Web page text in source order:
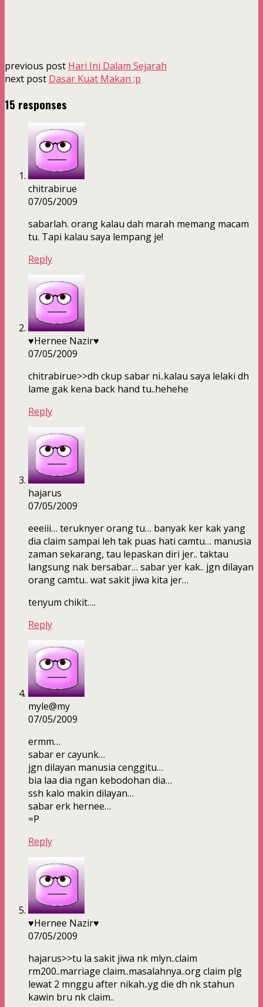
previous post Hari Ini Dalam Sejarah
next post Dasar Kuat Makan ;p
15 responses
chitrabirue
07/05/2009
sabarlah. orang kalau dah marah memang macam
tu. Tapi kalau saya lempang je!
Reply
♥Hernee Nazir♥
07/05/2009
chitrabirue>>dh ckup sabar ni..kalau saya lelaki dh
lame gak kena back hand tu..hehehe
Reply
hajarus
07/05/2009
eeeiii… teruknyer orang tu… banyak ker kak yang
dia claim sampai leh tak puas hati camtu… manusia
zaman sekarang, tau lepaskan diri jer.. taktau
langsung nak bersabar… sabar yer kak.. jgn dilayan
orang camtu.. wat sakit jiwa kita jer…
tenyum chikit….
Reply
myle@my
07/05/2009
ermm…
sabar er cayunk…
jgn dilayan manusia cenggitu…
bia laa dia ngan kebodohan dia…
ssh kalo makin dilayan…
sabar erk hernee…
=P
Reply
♥Hernee Nazir♥
07/05/2009
hajarus>>tu la sakit jiwa nk mlyn..claim
rm200..marriage claim..masalahnya..org claim plg
lewat 2 mnggu after nikah..yg die dh nk stahun
kawin bru nk claim..